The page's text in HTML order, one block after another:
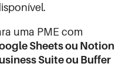
uma PME com
Sheets ou Notion
Suite ou Buffer